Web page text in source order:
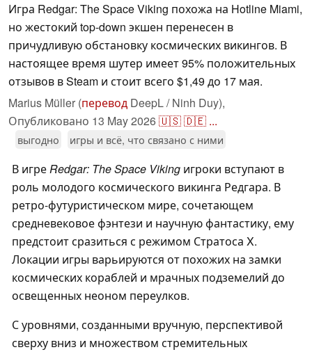
Игра Redgar: The Space Viking похожа на Hotline Miami,
но жестокий top-down экшен перенесен в
причудливую обстановку космических викингов. В
настоящее время шутер имеет 95% положительных
отзывов в Steam и стоит всего $1,49 до 17 мая.
Marius Müller (перевод DeepL / Ninh Duy),
Опубликовано 13 May 2026🇺🇸🇩🇪 ...
выгодно игры и всё, что связано с ними
В игреRedgar: The Space Viking игроки вступают в
роль молодого космического викинга Редгара. В
ретро-футуристическом мире, сочетающем
средневековое фэнтези и научную фантастику, ему
предстоит сразиться с режимом Стратоса X.
Локации игры варьируются от похожих на замки
космических кораблей и мрачных подземелий до
освещенных неоном переулков.
С уровнями, созданными вручную, перспективой
сверху вниз и множеством стремительных